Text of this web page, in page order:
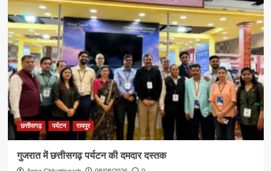
छत्तीसगढ़ पर्यटन रायपुर
गुजरात में छत्तीसगढ़ पर्यटन की दमदार दस्तक